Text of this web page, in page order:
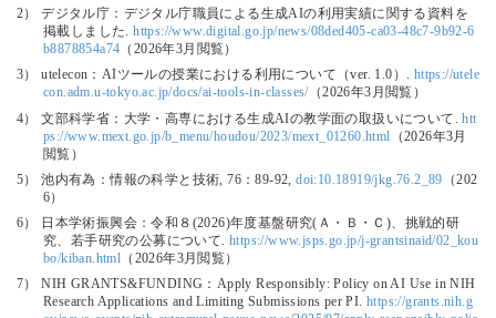
2） デジタル庁：デジタル庁職員による生成AIの利用実績に関する資料を
掲載しました.https://www.digital.go.jp/news/08ded405-ca03-48c7-9b92-6
b8878854a74 （2026年3月閲覧）
3） utelecon：AIツールの授業における利用について（ver. 1.0）. https://utele
con.adm.u-tokyo.ac.jp/docs/ai-tools-in-classes/（2026年3月閲覧）
4） 文部科学省：大学・高専における生成AIの教学面の取扱いについて.htt
ps://www.mext.go.jp/b_menu/houdou/2023/mext_01260.html （2026年3月
閲覧）
5） 池内有為：情報の科学と技術, 76：89-92,doi:10.18919/jkg.76.2_89 （202
6）
6） 日本学術振興会：令和８(2026)年度基盤研究(Ａ・Ｂ・Ｃ)、挑戦的研
究、若手研究の公募について.https://www.jsps.go.jp/j-grantsinaid/02_kou
bo/kiban.html （2026年3月閲覧）
7） NIH GRANTS&FUNDING：Apply Responsibly: Policy on AI Use in NIH
Research Applications and Limiting Submissions per PI. https://grants.nih.g